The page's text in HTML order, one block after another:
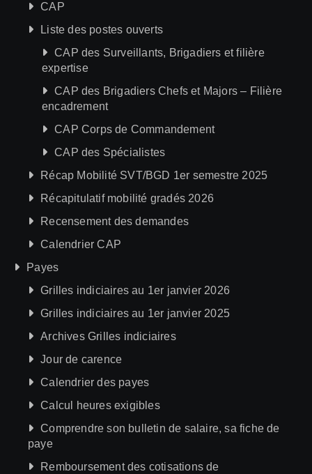
CAP
Liste des postes ouverts
CAP des Surveillants, Brigadiers et filière
expertise
CAP des Brigadiers Chefs et Majors – Filière
encadrement
CAP Corps de Commandement
CAP des Spécialistes
Récap Mobilité SVT/BGD 1er semestre 2025
Récapitulatif mobilité gradés 2026
Recensement des demandes
Calendrier CAP
Payes
Grilles indiciaires au 1er janvier 2026
Grilles indiciaires au 1er janvier 2025
Archives Grilles indiciaires
Jour de carence
Calendrier des payes
Calcul heures exigibles
Comprendre son bulletin de salaire, sa fiche de
paye
Remboursement des cotisations de